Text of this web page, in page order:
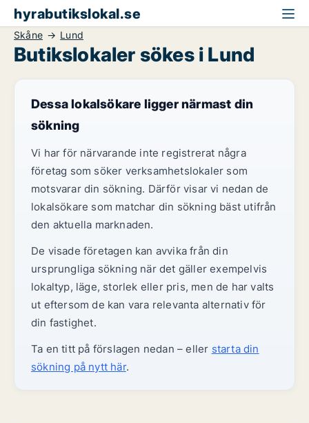
hyrabutikslokal.se
Skåne Lund
Butikslokaler sökes i Lund
Dessa lokalsökare ligger närmast din
sökning
Vi har för närvarande inte registrerat några
företag som söker verksamhetslokaler som
motsvarar din sökning. Därför visar vi nedan de
lokalsökare som matchar din sökning bäst utifrån
den aktuella marknaden.
De visade företagen kan avvika från din
ursprungliga sökning när det gäller exempelvis
lokaltyp, läge, storlek eller pris, men de har valts
ut eftersom de kan vara relevanta alternativ för
din fastighet.
Ta en titt på förslagen nedan – eller starta din
sökning på nytt här.